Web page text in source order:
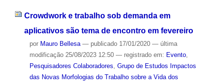
Crowdwork e trabalho sob demanda em
aplicativos são tema de encontro em fevereiro
por Mauro Bellesa — publicado17/01/2020 — última
modificação25/08/2023 12:50 — registrado em: Evento,
Pesquisadores Colaboradores, Grupo de Estudos Impactos
das Novas Morfologias do Trabalho sobre a Vida dos